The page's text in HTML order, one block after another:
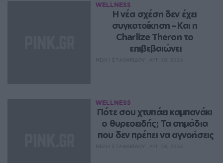
WELLNESS
Η νέα σχέση δεν έχει
συγκατοίκηση – Και η
Charlize Theron το
επιβεβαιώνει
WELLNESS
Πότε σου χτυπάει καμπανάκι
ο θυρεοειδής; Τα σημάδια
που δεν πρέπει να αγνοήσεις